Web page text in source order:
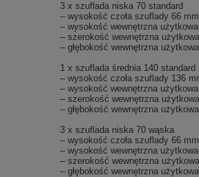
3 x szuflada niska 70 standard
– wysokość czoła szuflady 66 mm
– wysokość wewnętrzna
– szerokość wewnętrzna
– głębokość wewnętrzna
1 x szuflada średnia 140 standard
– wysokość czoła szuflady 136
– wysokość wewnętrzna
– szerokość wewnętrzna
– głębokość wewnętrzna
3 x szuflada niska 70 wąska
– wysokość czoła szuflady 66 mm
– wysokość wewnętrzna
– szerokość wewnętrzna
– głębokość wewnętrzna